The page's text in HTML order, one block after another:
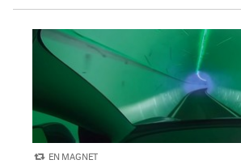
EN MAGNET